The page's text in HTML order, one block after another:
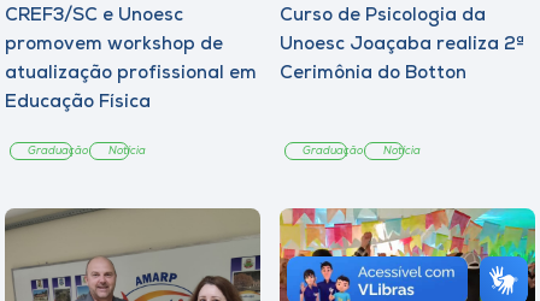
CREF3/SC e Unoesc
promovem workshop de
atualização profissional em
Educação Física
Graduação Notícia
Curso de Psicologia da
Unoesc Joaçaba realiza 2ª
Cerimônia do Botton
Graduação Notícia